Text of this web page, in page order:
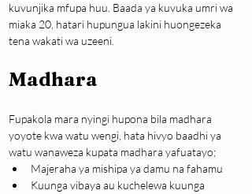
kuvunjika mfupa huu. Baada ya kuvuka umri wa
miaka 20, hatari hupungua lakini huongezeka
tena wakati wa uzeeni.
Madhara
Fupakola mara nyingi hupona bila madhara
yoyote kwa watu wengi, hata hivyo baadhi ya
watu wanaweza kupata madhara yafuatayo;
Majeraha ya mishipa ya damu na fahamu
Kuunga vibaya au kuchelewa kuunga